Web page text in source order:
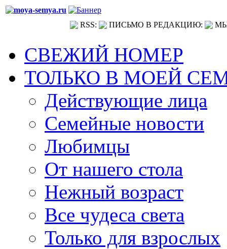
RSS: ПИСЬМО В РЕДАКЦИЮ:
СВЕЖИЙ НОМЕР
ТОЛЬКО В МОЕЙ
Действующие лица
Семейные новости
Любимцы
От нашего стола
Нежный возраст
Все чудеса света
Только для взрослых